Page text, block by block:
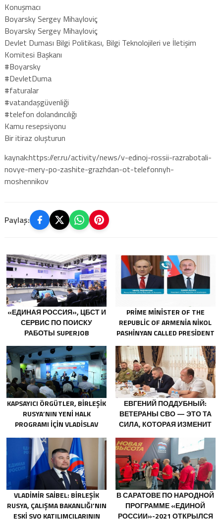
Konuşmacı
Boyarsky Sergey Mihayloviç
Boyarsky Sergey Mihayloviç
Devlet Duması Bilgi Politikası, Bilgi Teknolojileri ve İletişim
Komitesi Başkanı
#Boyarsky
#DevletDuma
#faturalar
#vatandaşgüvenliği
#telefon dolandırıcılığı
Kamu resepsiyonu
Bir itiraz oluşturun
kaynak:https://er.ru/activity/news/v-edinoj-rossii-razrabotali-
novye-mery-po-zashite-grazhdan-ot-telefonnyh-
moshennikov
Paylaş:
«ЕДИНАЯ РОССИЯ», ЦБСТ И
СЕРВИС ПО ПОИСКУ
РАБОТЫ SUPERJOB
РОССИИ
СПЕЦИАЛИЗИРОВАННУЮ
ПЛАТФОРМУ ДЛЯ
ТРУДОУСТРОЙСТВА
ВЕТЕРАНОВ СВО
PRIME MINISTER OF THE
REPUBLIC OF ARMENIA NIKOL
PASHINYAN CALLED PRESIDENT
AZERBAIJAN ILHAM ALIYEV
KAPSAYICI ÖRGÜTLER, BIRLEŞIK
RUSYA’NIN YENI HALK
PROGRAMI IÇIN VLADISLAV
ЕВГЕНИЙ ПОДДУБНЫЙ:
ВЕТЕРАНЫ СВО — ЭТО ТА
СИЛА, КОТОРАЯ ИЗМЕНИТ
VLADIMIR SAIBEL: BIRLEŞIK
RUSYA, ÇALIŞMA BAKANLIĞI’NIN
ESKI SVO KATILIMCILARININ
В САРАТОВЕ ПО НАРОДНОЙ
ПРОГРАММЕ «ЕДИНОЙ
РОССИИ»-2021 ОТКРЫЛСЯ